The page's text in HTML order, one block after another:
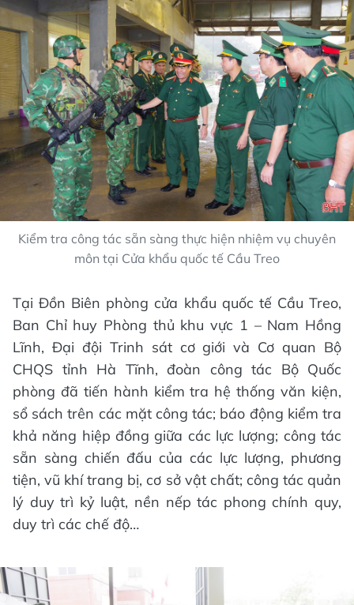
Kiểm tra công tác sẵn sàng thực hiện nhiệm vụ chuyên
môn tại Cửa khẩu quốc tế Cầu Treo
Tại Đồn Biên phòng cửa khẩu quốc tế Cầu Treo,
Ban Chỉ huy Phòng thủ khu vực 1 – Nam Hồng
Lĩnh, Đại đội Trinh sát cơ giới và Cơ quan Bộ
CHQS tỉnh Hà Tĩnh, đoàn công tác Bộ Quốc
phòng đã tiến hành kiểm tra hệ thống văn kiện,
sổ sách trên các mặt công tác; báo động kiểm tra
khả năng hiệp đồng giữa các lực lượng; công tác
sẵn sàng chiến đấu của các lực lượng, phương
tiện, vũ khí trang bị, cơ sở vật chất; công tác quản
lý duy trì kỷ luật, nền nếp tác phong chính quy,
duy trì các chế độ…